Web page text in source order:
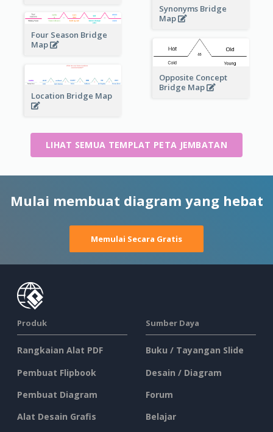
Synonyms Bridge
Map
Four Season Bridge
Map
Opposite Concept
Bridge Map
Location Bridge Map
LIHAT SEMUA TEMPLAT PETA JEMBATAN
Mulai membuat diagram yang hebat
Memulai Secara Gratis
Produk
Rangkaian Alat PDF
Pembuat Flipbook
Pembuat Diagram
Alat Desain Grafis
Sumber Daya
Buku / Tayangan Slide
Desain / Diagram
Forum
Belajar